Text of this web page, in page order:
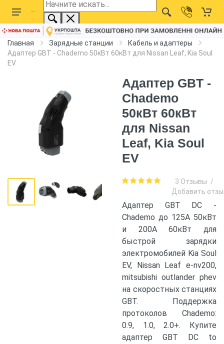
Главная Зарядные станции
Кабель и адаптеры
Адаптер GBT - Chademo 50кВт 60кВт для Nissan Leaf, Kia Soul
EV
Адаптер GBT -
Chademo
50кВт 60кВт
для Nissan
Leaf, Kia Soul
EV
3 Отзывы /
Добавить
Адаптер GBT DC -
Chademo до 125А 50кВт
и 200A 60кВт для
быстрой зарядки
электромобилей Kia Soul
EV, Nissan Leaf e-nv200,
mitsubishi outlander phev
на скоростных станциях
GBT. Поддержка
протоколов Chademo:
0.9, 1.0, 2.0+. Купите
адаптер GBT DC to